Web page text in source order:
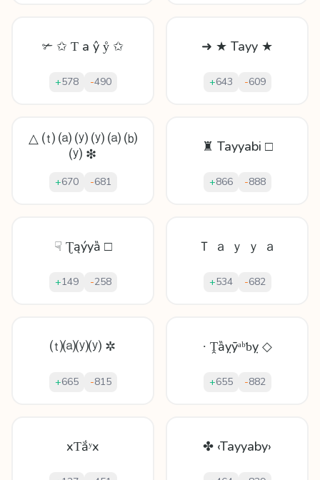
✃ ✩ Ƭ а ŷ ẙ ✩
+578 -490
➜ ★ Tayy ★
+643 -609
△ ⒯ ⒜ ⒴ ⒴ ⒜ ⒝
⒴ ❇
+670 -681
♜ Tayyabi □
+866 -888
☟ Ʈąýyȁ □
+149 -258
Ｔ ａ ｙ ｙ ａ
+534 -682
⒯⒜⒴⒴ ✲
+665 -815
∙ Ṱȁỵȳᵃᵇƅỵ ◇
+655 -882
xƬắʸx ✤ ‹Tayyaby›